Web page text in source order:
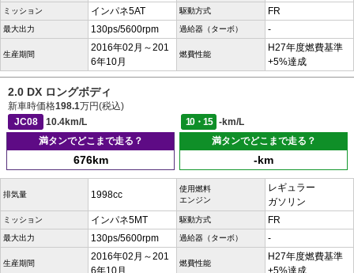
ミッション インパネ5AT 駆動方式 FR
最大出力 130ps/5600rpm 過給器（ターボ） -
生産期間
2016年02月～201
6年10月
燃費性能
H27年度燃費基準
+5%達成
2.0 DX ロングボディ
新車時価格198.1万円(税込)
JC08
10.4km/L 10・15
-km/L
満タンでどこまで走る？
676km
満タンでどこまで走る？
-km
排気量 1998cc
使用燃料
エンジン
レギュラー
ガソリン
ミッション インパネ5MT 駆動方式 FR
最大出力 130ps/5600rpm 過給器（ターボ） -
生産期間
2016年02月～201
燃費性能
H27年度燃費基準